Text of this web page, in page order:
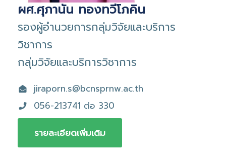
ผศ.ศุภานัน ทองทวีโภคิน
รองผู้อำนวยการกลุ่มวิจัยและบริการ
วิชาการ
กลุ่มวิจัยและบริการวิชาการ
jiraporn.s@bcnsprnw.ac.th
056-213741 ต่อ 330
รายละเอียดเพิ่มเติม